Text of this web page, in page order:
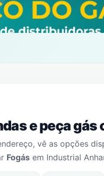
e peça
vê as opções
Fogás em Industrial